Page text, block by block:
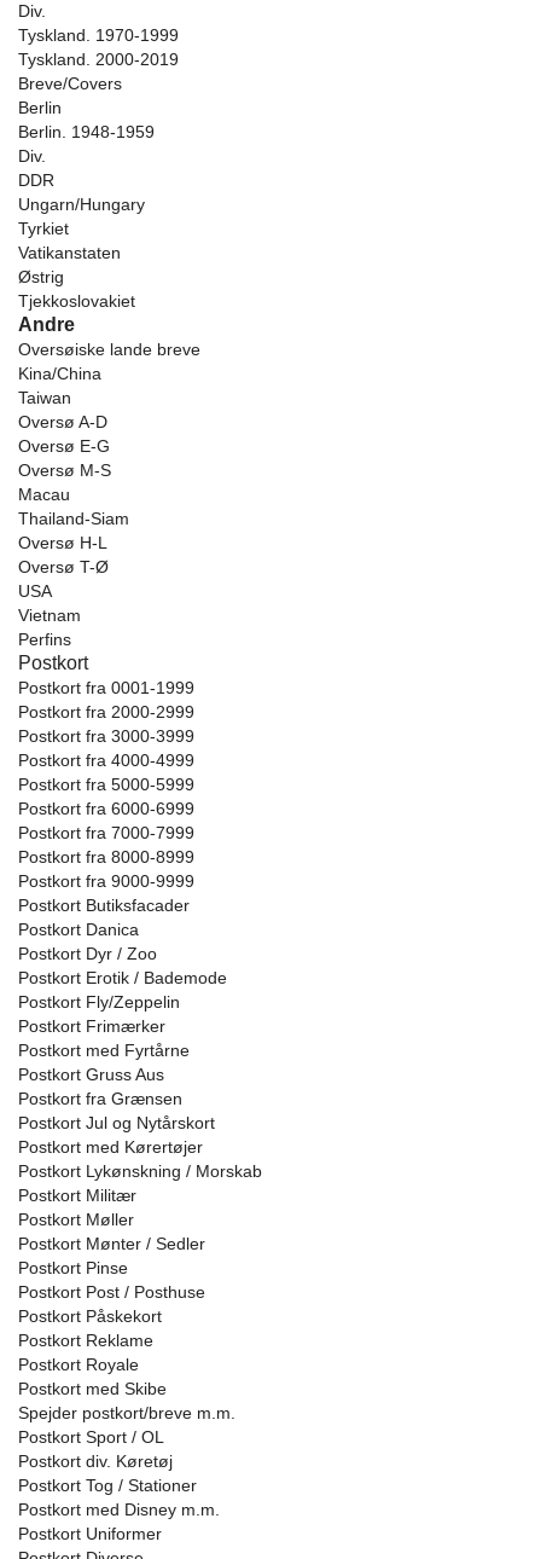
Div.
Tyskland. 1970-1999
Tyskland. 2000-2019
Breve/Covers
Berlin
Berlin. 1948-1959
Div.
DDR
Ungarn/Hungary
Tyrkiet
Vatikanstaten
Østrig
Tjekkoslovakiet
Andre
Oversøiske lande breve
Kina/China
Taiwan
Oversø A-D
Oversø E-G
Oversø M-S
Macau
Thailand-Siam
Oversø H-L
Oversø T-Ø
USA
Vietnam
Perfins
Postkort
Postkort fra 0001-1999
Postkort fra 2000-2999
Postkort fra 3000-3999
Postkort fra 4000-4999
Postkort fra 5000-5999
Postkort fra 6000-6999
Postkort fra 7000-7999
Postkort fra 8000-8999
Postkort fra 9000-9999
Postkort Butiksfacader
Postkort Danica
Postkort Dyr / Zoo
Postkort Erotik / Bademode
Postkort Fly/Zeppelin
Postkort Frimærker
Postkort med Fyrtårne
Postkort Gruss Aus
Postkort fra Grænsen
Postkort Jul og Nytårskort
Postkort med Kørertøjer
Postkort Lykønskning / Morskab
Postkort Militær
Postkort Møller
Postkort Mønter / Sedler
Postkort Pinse
Postkort Post / Posthuse
Postkort Påskekort
Postkort Reklame
Postkort Royale
Postkort med Skibe
Spejder postkort/breve m.m.
Postkort Sport / OL
Postkort div. Køretøj
Postkort Tog / Stationer
Postkort med Disney m.m.
Postkort Uniformer